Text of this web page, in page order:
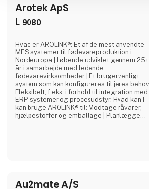
Arotek ApS
L 9080
Hvad er AROLINK®: Et af de mest anvendte
MES systemer til fødevareproduktion i
Nordeuropa | Løbende udviklet gennem 25+
år i samarbejde med ledende
fødevarevirksomheder | Et brugervenligt
system som kan konfigureres til jeres behov |
Fleksibelt, f.eks. i forhold til integration med
ERP-systemer og procesudstyr. Hvad kan I
kan bruge AROLINK® til: Modtage råvarer,
hjælpestoffer og emballage | Planlægge
Au2mate A/S